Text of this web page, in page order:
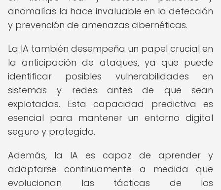
anomalías la hace invaluable en la detección
y prevención de amenazas cibernéticas.
La IA también desempeña un papel crucial en
la anticipación de ataques, ya que puede
identificar posibles vulnerabilidades en
sistemas y redes antes de que sean
explotadas. Esta capacidad predictiva es
esencial para mantener un entorno digital
seguro y protegido.
Además, la IA es capaz de aprender y
adaptarse continuamente a medida que
evolucionan las tácticas de los